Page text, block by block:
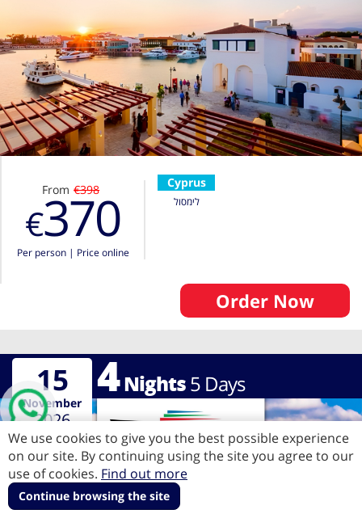
Cyprus
לימסול
From €398
€370
Per person| Price online
Order Now
4Nights5 Days
15
November
2026
We use cookies to give you the best possible experience
on our site. By continuing using the site you agree to our
use of cookies. Find out more
Continue browsing the site